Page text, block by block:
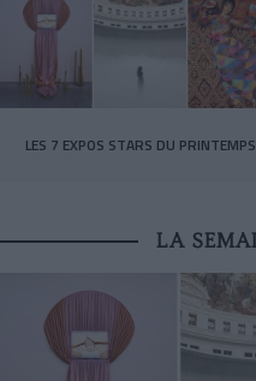
LES 7 EXPOS STARS DU PRINTEMPS
LA